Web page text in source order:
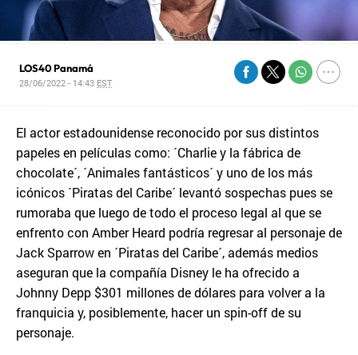
LOS40 Panamá
28/06/2022 - 14:43 EST
El actor estadounidense reconocido por sus distintos
papeles en películas como: ´Charlie y la fábrica de
chocolate´, ´Animales fantásticos´ y uno de los más
icónicos ´Piratas del Caribe´ levantó sospechas pues se
rumoraba que luego de todo el proceso legal al que se
enfrento con Amber Heard podría regresar al personaje de
Jack Sparrow en ´Piratas del Caribe´, además medios
aseguran que la compañía Disney le ha ofrecido a
Johnny Depp $301 millones de dólares para volver a la
franquicia y, posiblemente, hacer un spin-off de su
personaje.